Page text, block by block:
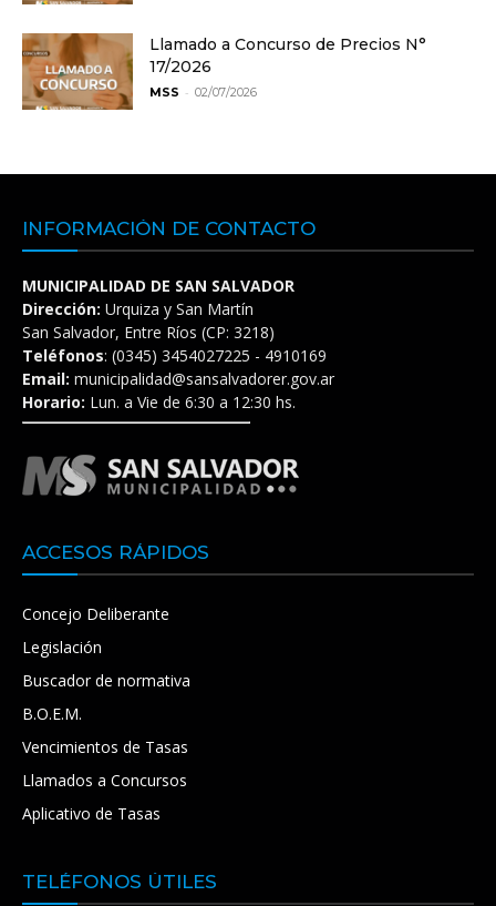
Llamado a Concurso de Precios N°
17/2026
MSS - 02/07/2026
INFORMACIÓN DE CONTACTO
MUNICIPALIDAD DE SAN SALVADOR
Dirección: Urquiza y San Martín
San Salvador, Entre Ríos (CP: 3218)
Teléfonos: (0345) 3454027225 - 4910169
Email: municipalidad@sansalvadorer.gov.ar
Horario: Lun. a Vie de 6:30 a 12:30 hs.
ACCESOS RÁPIDOS
Concejo Deliberante
Legislación
Buscador de normativa
B.O.E.M.
Vencimientos de Tasas
Llamados a Concursos
Aplicativo de Tasas
TELÉFONOS ÚTILES